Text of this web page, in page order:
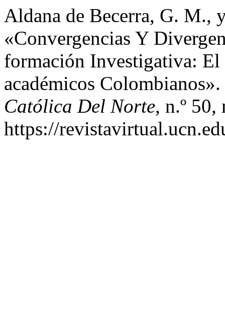
Aldana de Becerra, G. M.,
«Convergencias Y
formación Investigativa: El
académicos Colombianos».
Católica Del Norte, n.º
https://